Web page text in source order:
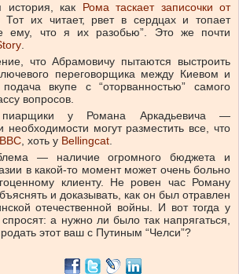
история, как Рома таскает записочки от
Тот их читает, рвет в сердцах и топает
ему, что я их разобью”. Это же почти
что Абрамовичу пытаются выстроить
переговорщика между Киевом и
вкупе с “оторванностью” самого
вопросов.
у Романа Аркадьевича —
могут разместить все, что
BBC , хоть у Bellingcat
— наличие огромного бюджета и
в какой-то момент может очень больно
клиенту. Не ровен час Роману
и доказывать, как он был отравлен
отечественной войны. И вот тогда у
а нужно ли было так напрягаться,
этот ваш с Путиным “Челси”?